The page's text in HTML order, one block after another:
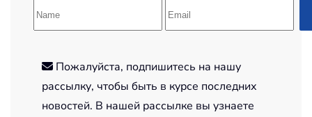
Пожалуйста, подпишитесь на нашу
рассылку, чтобы быть в курсе последних
новостей. В нашей рассылке вы узнаете